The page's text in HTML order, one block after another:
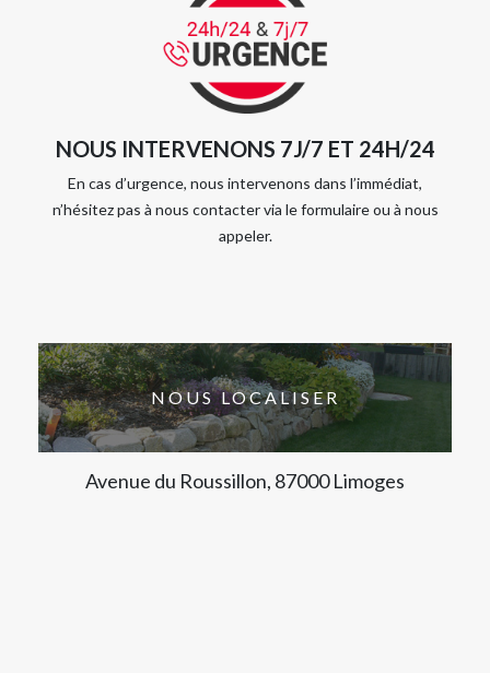
NOUS INTERVENONS 7J/7 ET 24H/24
En cas d’urgence, nous intervenons dans l’immédiat,
n’hésitez pas à nous contacter via le formulaire ou à nous
appeler.
NOUS LOCALISER
Avenue du Roussillon, 87000 Limoges